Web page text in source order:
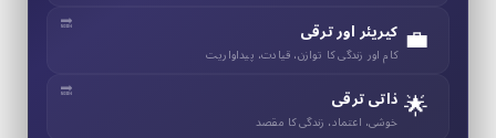
💼 کیریئر اور ترقی
کام اور زندگی کا توازن، قیادت، پیداواریت
🌟 ذاتی ترقی
خوشی، اعتماد، زندگی کا مقصد